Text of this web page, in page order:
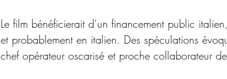
Le film bénéficierait d’un financement public
et probablement en italien. Des spéculations
chef opérateur oscarisé et proche collaborateur